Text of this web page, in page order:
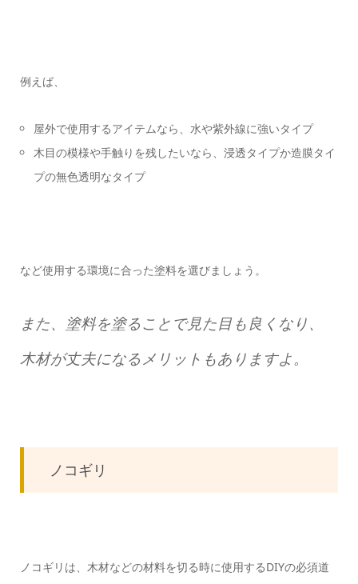
例えば、
屋外で使用するアイテムなら、水や紫外線に強いタイプ
木目の模様や手触りを残したいなら、浸透タイプか造膜タイ
プの無色透明なタイプ
など使用する環境に合った塗料を選びましょう。
また、塗料を塗ることで見た目も良くなり、
木材が丈夫になるメリットもありますよ。
ノコギリ
ノコギリは、木材などの材料を切る時に使用するDIYの必須道